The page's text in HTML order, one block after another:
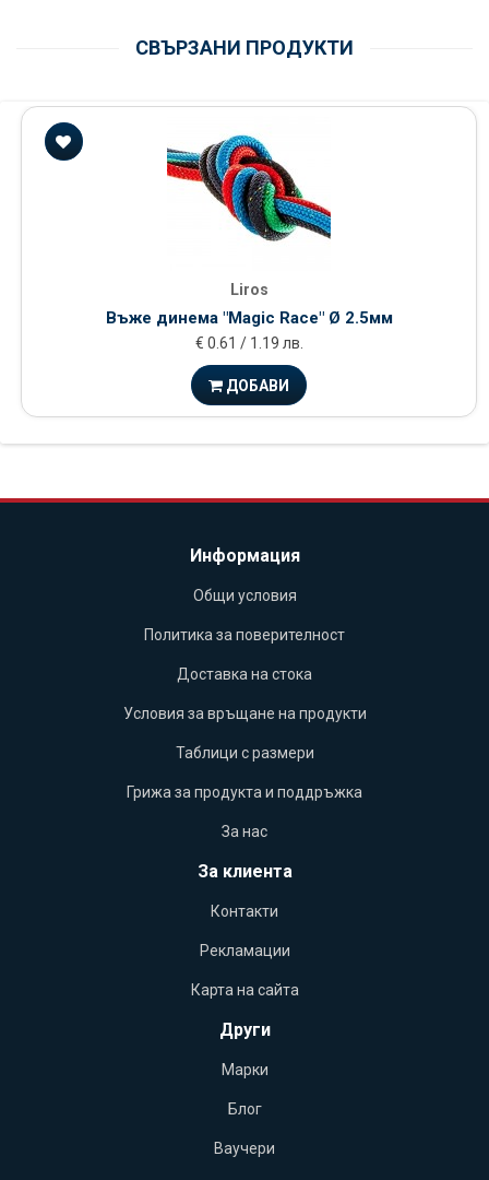
СВЪРЗАНИ ПРОДУКТИ
Liros
Въже динема "Magic Race" Ø 2.5мм
€ 0.61 / 1.19 лв.
ДОБАВИ
Информация
Общи условия
Политика за поверителност
Доставка на стока
Условия за връщане на продукти
Таблици с размери
Грижа за продукта и поддръжка
За нас
За клиента
Контакти
Рекламации
Карта на сайта
Други
Марки
Блог
Ваучери